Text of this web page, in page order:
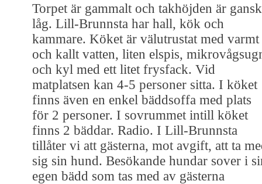
Torpet är gammalt och takhöjden är
låg. Lill-Brunnsta har hall, kök och
kammare. Köket är välutrustat med varmt
och kallt vatten, liten elspis,
och kyl med ett litet frysfack. Vid
matplatsen kan 4-5 personer sitta. I köket
finns även en enkel bäddsoffa med plats
för 2 personer. I sovrummet intill köket
finns 2 bäddar. Radio. I Lill-Brunnsta
tillåter vi att gästerna, mot avgift, att ta
sig sin hund. Besökande hundar sover i
egen bädd som tas med av gästerna